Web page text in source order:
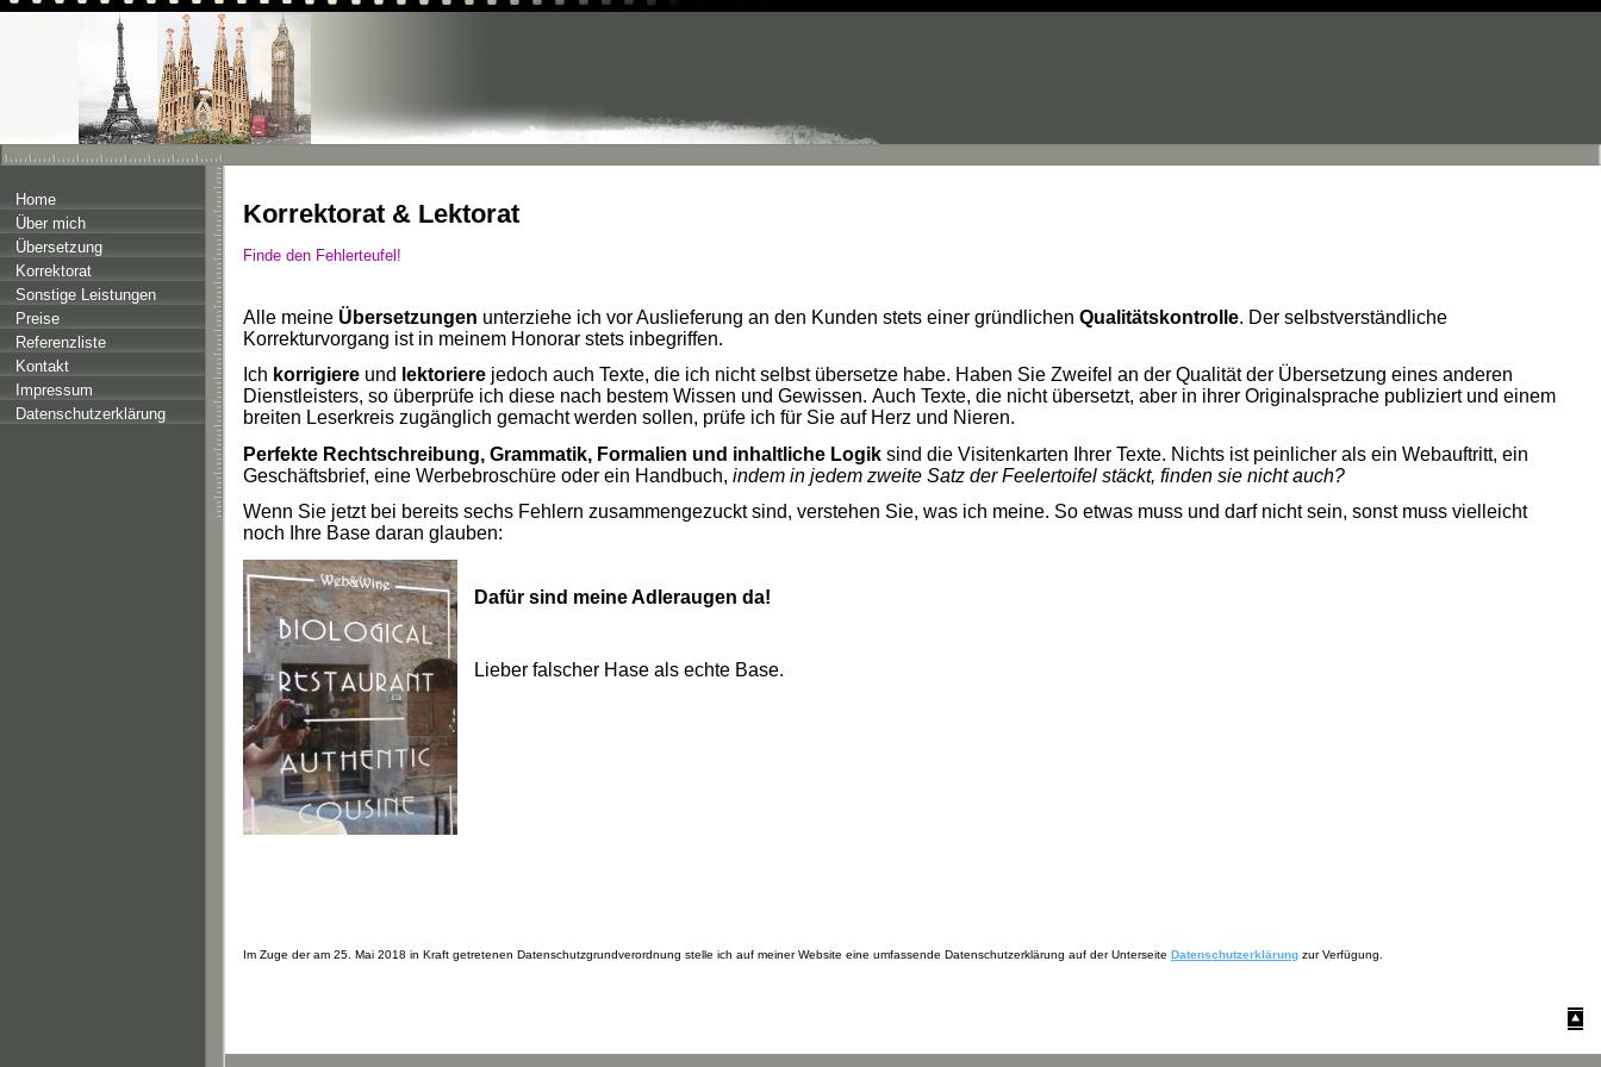
Home
Über mich
Übersetzung
Korrektorat
Sonstige Leistungen
Preise
Referenzliste
Kontakt
Impressum
Datenschutzerklärung
Korrektorat & Lektorat
Finde den Fehlerteufel!
Alle meine Übersetzungen unterziehe ich vor Auslieferung an den Kunden stets einer gründlichen Qualitätskontrolle. Der selbstverständliche
Korrekturvorgang ist in meinem Honorar stets inbegriffen.
Ich korrigiere und lektoriere jedoch auch Texte, die ich nicht selbst übersetze habe. Haben Sie Zweifel an der Qualität der Übersetzung eines anderen
Dienstleisters, so überprüfe ich diese nach bestem Wissen und Gewissen. Auch Texte, die nicht übersetzt, aber in ihrer Originalsprache publiziert und einem
breiten Leserkreis zugänglich gemacht werden sollen, prüfe ich für Sie auf Herz und Nieren.
Perfekte Rechtschreibung, Grammatik, Formalien und inhaltliche Logik sind die Visitenkarten Ihrer Texte. Nichts ist peinlicher als ein Webauftritt, ein
Geschäftsbrief, eine Werbebroschüre oder ein Handbuch, indem in jedem zweite Satz der Feelertoifel stäckt, finden sie nicht auch?
Wenn Sie jetzt bei bereits sechs Fehlern zusammengezuckt sind, verstehen Sie, was ich meine. So etwas muss und darf nicht sein, sonst muss vielleicht
noch Ihre Base daran glauben:
Dafür sind meine Adleraugen da!
Lieber falscher Hase als echte Base.
Im Zuge der am 25. Mai 2018 in Kraft getretenen Datenschutzgrundverordnung stelle ich auf meiner Website eine umfassende Datenschutzerklärung auf der Unterseite Datenschutzerklärung zur Verfügung.